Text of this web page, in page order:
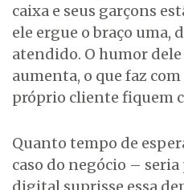
caixa e seus garçons
ele ergue o braço uma,
atendido. O humor dele
aumenta, o que faz
próprio cliente fiquem
Quanto tempo de
caso do negócio –